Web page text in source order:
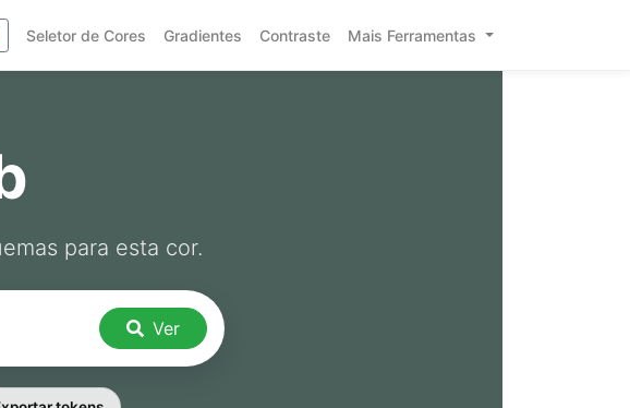
Seletor de Cores Gradientes Contraste Mais Ferramentas
para esta cor.
Ver